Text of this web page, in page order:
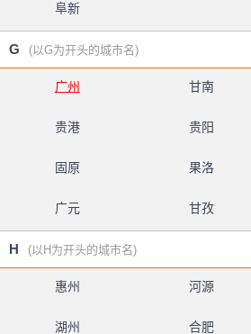
阜新
G (以G为开头的城市名)
广州 甘南
贵港 贵阳
固原 果洛
广元 甘孜
H (以H为开头的城市名)
惠州 河源
湖州 合肥